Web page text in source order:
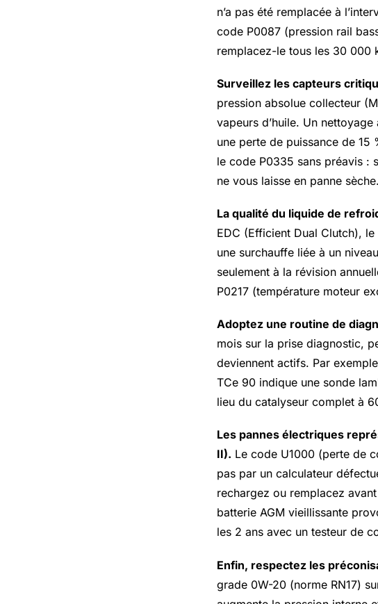
n’a pas été remplacée à
code P0087 (pression rail
remplacez-le tous les 30 000
Surveillez les capteurs
pression absolue collecteur
vapeurs d’huile. Un
une perte de puissance de
le code P0335 sans préavis :
ne vous laisse en panne sèche.
La qualité du liquide de
EDC (Efficient Dual Clutch),
une surchauffe liée à un
seulement à la révision
P0217 (température moteur
Adoptez une routine de
mois sur la prise diagnostic,
deviennent actifs. Par
TCe 90 indique une sonde
lieu du catalyseur complet à
Les pannes électriques
II). Le code U1000 (perte de
pas par un calculateur
rechargez ou remplacez
batterie AGM vieillissante
les 2 ans avec un testeur de
Enfin, respectez les
grade 0W-20 (norme RN17)